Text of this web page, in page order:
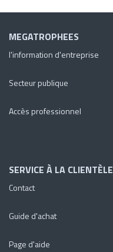
MEGATROPHEES
l'information d'entreprise
Secteur publique
Accès professionnel
SERVICE À LA CLIENTÈLE
Contact
Guide d'achat
Page d'aide